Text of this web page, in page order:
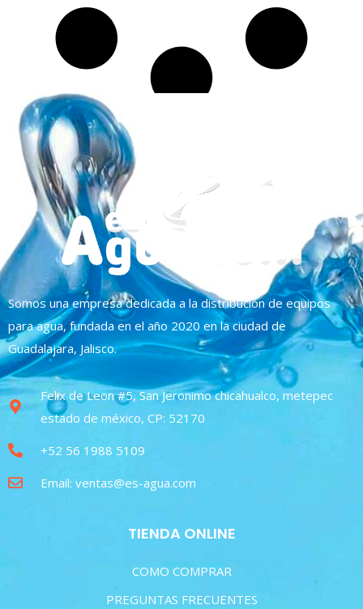
Somos una empresa dedicada a la distribución de equipos
para agua, fundada en el año 2020 en la ciudad de
Guadalajara, Jalisco.
Felix de Leon #5, San Jeronimo chicahualco, metepec
estado de méxico, CP: 52170
+52 56 1988 5109
Email: ventas@es-agua.com
TIENDA ONLINE
COMO COMPRAR
PREGUNTAS FRECUENTES